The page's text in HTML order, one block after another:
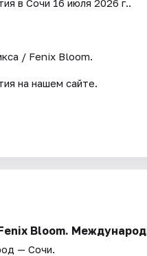
в Сочи 16 июля 2026 г..
/ Fenix Bloom.
на нашем сайте.
Bloom.
— Сочи.